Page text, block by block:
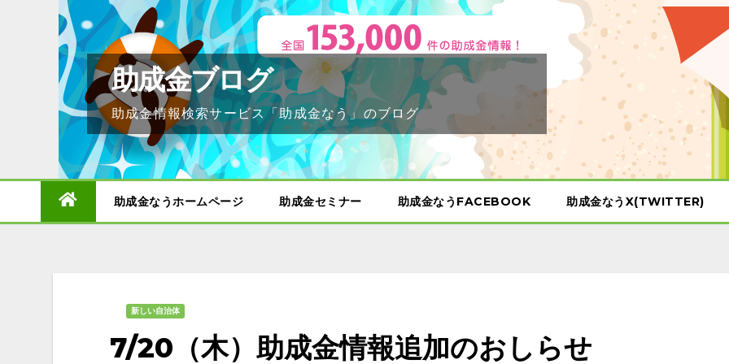
助成金ブログ
助成金情報検索サービス「助成金なう」のブログ
助成金なうホームページ 助成金セミナー 助成金なうFACEBOOK 助成金なうX(TWITTER)
新しい自治体
7/20（木）助成金情報追加のおしらせ